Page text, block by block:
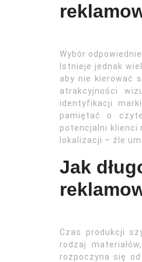
Wybór
Istnieje jednak
aby nie kierować
atrakcyjności
identyfikacji
pamiętać o
potencjalni klienci
lokalizacji – źle
Jak
Czas produkcji
rodzaj
rozpoczyna się